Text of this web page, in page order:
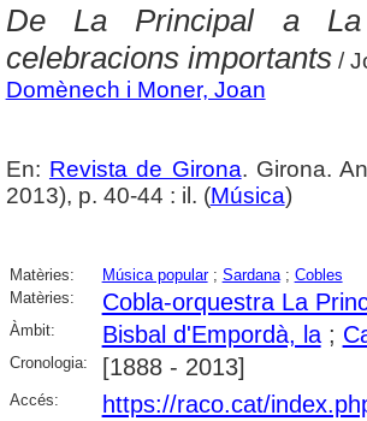
De La Principal a
celebracions importants/
Domènech i Moner, Joan
En: Revista de Girona. Girona.
2013), p. 40-44 : il. (Música)
Matèries: Música popular; Sardana; Cobles
Matèries:
Cobla-orquestra La
Àmbit: Bisbal d'Empordà, la;
Cronologia: [1888 - 2013]
Accés: https://raco.cat/